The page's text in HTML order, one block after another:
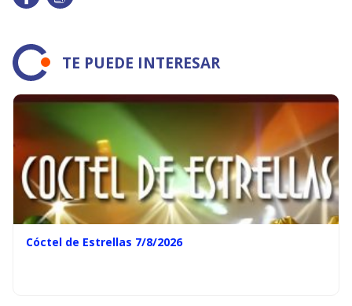
TE PUEDE INTERESAR
Cóctel de Estrellas 7/8/2026